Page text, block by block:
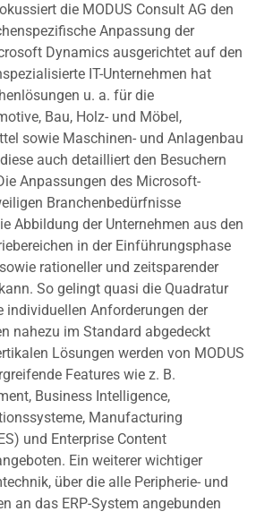
die MODUS Consult AG den
Anpassung der
Dynamics ausgerichtet auf den
IT-Unternehmen hat
u. a. für die
Bau, Holz- und Möbel,
sowie Maschinen- und Anlagenbau
auch detailliert den Besuchern
Anpassungen des Microsoft-
Branchenbedürfnisse
Abbildung der Unternehmen aus den
in der Einführungsphase
rationeller und zeitsparender
So gelingt quasi die Quadratur
individuellen Anforderungen der
nahezu im Standard abgedeckt
Lösungen werden von MODUS
Features wie z. B.
Business Intelligence,
Manufacturing
und Enterprise Content
Ein weiterer wichtiger
über die alle Peripherie- und
an das ERP-System angebunden